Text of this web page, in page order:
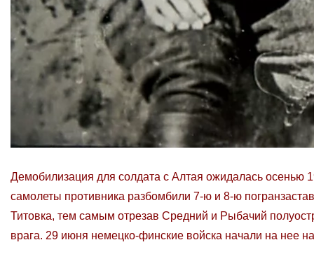
Демобилизация для солдата с Алтая ожидалась осенью
самолеты противника разбомбили 7-ю и 8-ю
Титовка, тем самым отрезав Средний и Рыбачий
врага. 29 июня немецко-финские войска начали на нее